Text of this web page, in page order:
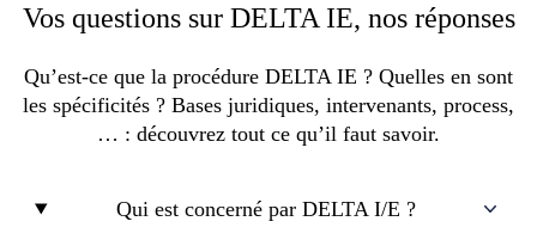
Vos questions sur DELTA IE, nos réponses
Qu’est-ce que la procédure DELTA IE ? Quelles en sont
les spécificités ? Bases juridiques, intervenants, process,
… : découvrez tout ce qu’il faut savoir.
Qui est concerné par DELTA I/E ?